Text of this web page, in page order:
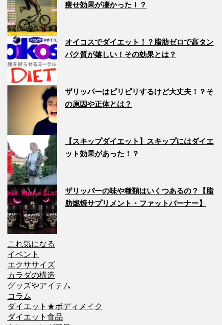
痩せ効果が凄かった！？
オイコスでダイエット！？脂肪ゼロで高タン
パク質が嬉しい！その効果とは？
ザリッパーはピリピリするけど大丈夫！？そ
の原因や正体とは？
【スキップダイエット】スキップにはダイエ
ット効果があった！？
ザリッパーの味や種類はいくつあるの？【脂
肪燃焼サプリメント・ファットバーナー】
これ気になる
イベント
エクササイズ
カラダの構造
グッズやアイテム
コラム
ダイエット★ボディメイク
ダイエット食品